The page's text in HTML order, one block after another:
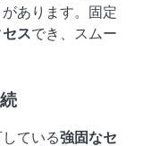
あります。固定
スでき、スムー
ている強固なセ